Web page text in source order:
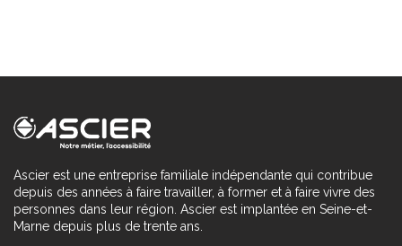
Ascier est une entreprise familiale indépendante qui contribue
depuis des années à faire travailler, à former et à faire vivre des
personnes dans leur région. Ascier est implantée en Seine-et-
Marne depuis plus de trente ans.